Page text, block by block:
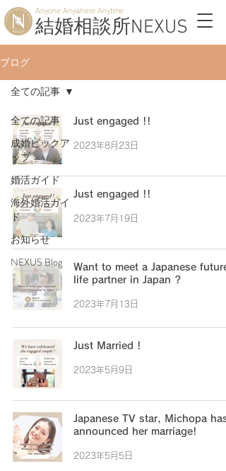
Anyone Anywhere Anytime
結婚相談所NEXUS
ブログ
全ての記事
成婚ピックア
ップ
婚活ガイド
海外婚活ガイ
ド
お知らせ
NEXUS Blog
全ての記事
Just engaged !!
2023年8月23日
Just engaged !!
2023年7月19日
Want to meet a Japanese future
life partner in Japan ?
2023年7月13日
Just Married !
2023年5月9日
Japanese TV star, Michopa has
announced her marriage!
2023年5月5日